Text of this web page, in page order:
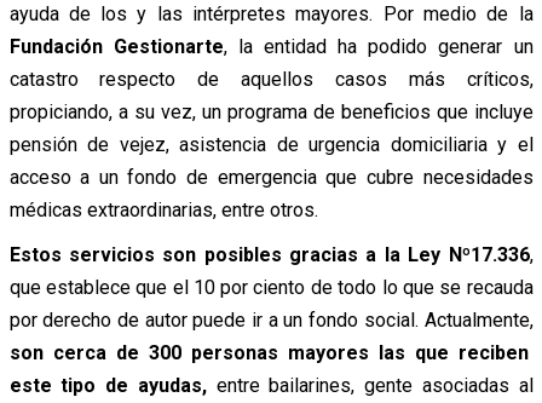
ayuda de los y las intérpretes mayores. Por medio de la
Fundación Gestionarte, la entidad ha podido generar un
catastro respecto de aquellos casos más críticos,
propiciando, a su vez, un programa de beneficios que incluye
pensión de vejez, asistencia de urgencia domiciliaria y el
acceso a un fondo de emergencia que cubre necesidades
médicas extraordinarias, entre otros.
Estos servicios son posibles gracias a la Ley Nº17.336,
que establece que el 10 por ciento de todo lo que se recauda
por derecho de autor puede ir a un fondo social. Actualmente,
son cerca de 300 personas mayores las que reciben
este tipo de ayudas,entre bailarines, gente asociadas al